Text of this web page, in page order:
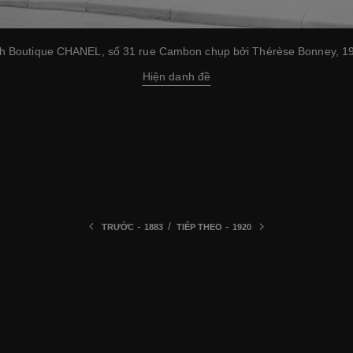
Boutique CHANEL, số 31 rue Cambon chụp bởi Thérèse Bonney,
Hiện danh đề
TRƯỚC -1883 / TIẾP THEO - 1920